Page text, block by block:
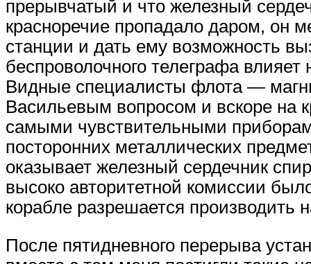
прерывчатый и что железный
красноречие пропадало даром, он
станции и дать ему возможность
беспроволочного телеграфа
Видные специалисты флота —
Васильевым вопросом и вскоре на
самыми чувствительными
посторонних металлических
оказывает железный сердечник
высоко авторитетной комиссии
корабле разрешается производить
После пятидневного перерыва